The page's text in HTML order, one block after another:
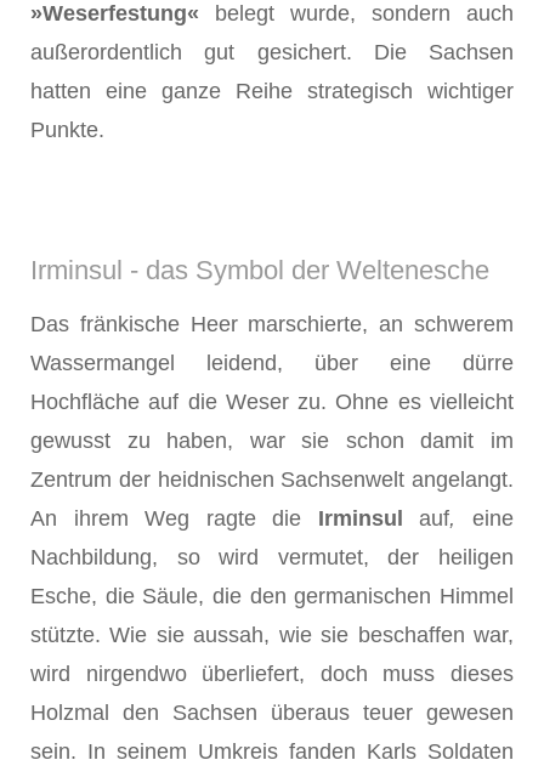
»Weserfestung« belegt wurde, sondern auch
außerordentlich gut gesichert. Die Sach­sen
hatten eine ganze Reihe strategisch wichtiger
Punkte.
Irminsul - das Symbol der Weltenesche
Das fränkische Heer marschierte, an schwerem
Wassermangel leidend, über eine dürre
Hochfläche auf die Weser zu. Ohne es vielleicht
gewusst zu haben, war sie schon damit im
Zentrum der heidnischen Sachsenwelt angelangt.
An ihrem Weg ragte die Irminsul auf,eine
Nachbildung, so wird vermutet, der heiligen
Esche, die Säule, die den germanischen Himmel
stützte. Wie sie aussah, wie sie beschaffen war,
wird nirgendwo überliefert, doch muss die­ses
Holzmal den Sachsen überaus teuer gewesen
sein. In seinem Umkreis fanden Karls Sol­daten